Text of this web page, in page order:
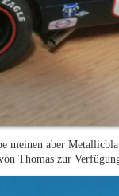
aber
Thomas zur